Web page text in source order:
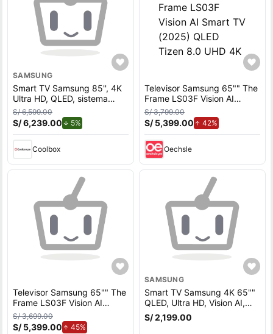
SAMSUNG
Smart TV Samsung 85'', 4K
Ultra HD, QLED, sistema
Tizen integrado,
QN85QN70HAGXPE, 2026
S/ 6,599.00
S/ 6,239.00 5%
Coolbox
Televisor Samsung 65"" The
Frame LS03F Vision AI
Smart TV (2025) QLED
Tizen 8.0 UHD 4K
S/ 3,799.00
S/ 5,399.00 42%de aumento.
Oechsle
Televisor Samsung 65"" The
Frame LS03F Vision AI
Smart TV (2025) QLED
Tizen 8.0 UHD 4K
S/ 3,699.00
S/ 5,399.00 45%
SAMSUNG
Smart TV Samsung 4K 65""
QLED, Ultra HD, Vision AI,
sistema Tizen integrado,
QN65Q7FAAG 2025
S/ 2,199.00